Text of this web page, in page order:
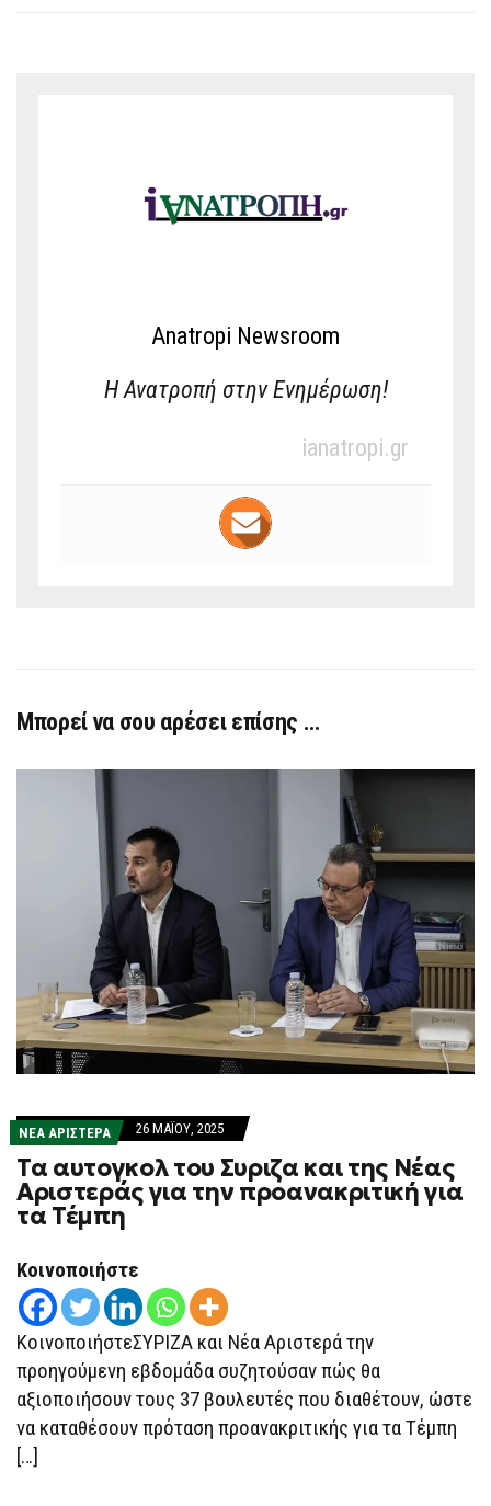
Anatropi Newsroom
Η Ανατροπή στην Ενημέρωση!
ianatropi.gr
Μπορεί να σου αρέσει επίσης …
ΝΕΑ ΑΡΙΣΤΕΡΑ 26 ΜΑΪ́ΟΥ, 2025
Τα αυτογκολ του Συριζα και της Νέας
Αριστεράς για την προανακριτική για
τα Τέμπη
Κοινοποιήστε
ΚοινοποιήστεΣΥΡΙΖΑ και Νέα Αριστερά την
προηγούμενη εβδομάδα συζητούσαν πώς θα
αξιοποιήσουν τους 37 βουλευτές που διαθέτουν, ώστε
να καταθέσουν πρόταση προανακριτικής για τα Τέμπη
[…]